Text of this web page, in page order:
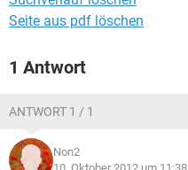
Seite aus pdf löschen
1 Antwort
ANTWORT 1 / 1
Non2